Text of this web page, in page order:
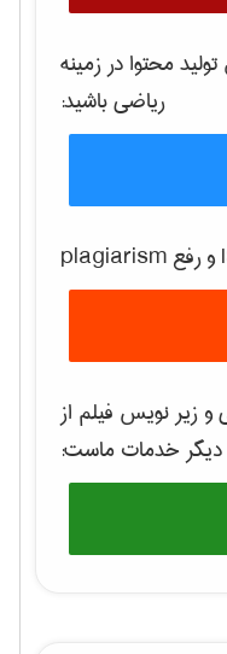
محتوا در زمینه
رياضیباشید:
و زیر نویس فیلم از
دیگر خدمات ماست: